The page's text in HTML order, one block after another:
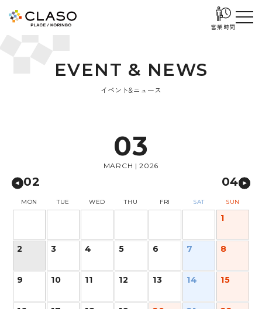
営業時間
EVENT & NEWS
イベント&ニュース
03
MARCH | 2026
02 04
MON TUE WED THU FRI SAT SUN
1
2 3 4 5 6 7 8
9 10 11 12 13 14 15